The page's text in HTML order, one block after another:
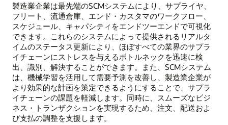
製造業企業は最先端のSCMシステムにより、サプライヤ、
フリート、流通倉庫、エンド・カスタマのワークフロー、
スケジュール、キャパシティをエンドツーエンドで可視化
できます。これらのシステムによって提供されるリアルタ
イムのステータス更新により、ほぼすべての業界のサプラ
イチェーンにストレスを与えるボトルネックを迅速に検
出、識別、解決することができます。また、SCMシステム
は、機械学習を活用して需要予測を改善し、製造業企業が
より効果的な計画を策定できるようにすることで、サプラ
イチェーンの課題を軽減します。同時に、スムーズなビジ
ネス・トランザクションを実現するため、注文、配送およ
び支払の調整を支援します。